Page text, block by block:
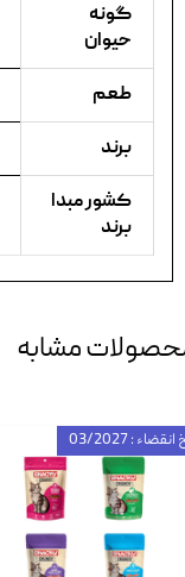
گونه
حیوان
طعم
برند
کشور مبدا
برند
مشابه
: 03/2027